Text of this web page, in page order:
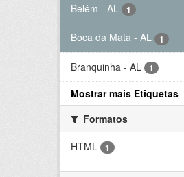
Belém - AL 1
Boca da Mata - AL 1
Branquinha - AL 1
Mostrar mais Etiquetas
Formatos
HTML
1